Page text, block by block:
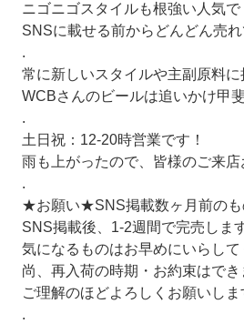
ニゴニゴスタイルも根強い人気で
SNSに載せる前からどんどん売
.
常に新しいスタイルや主副原料に
WCBさんのビールは追いかけ甲
.
土日祝：12-20時営業です！
雨も上がったので、皆様のご来店
.
★お願い★SNS掲載数ヶ月前のも
SNS掲載後、1-2週間で完売しま
気になるものはお早めにいらして
尚、再入荷の時期・お約束はでき
ご理解のほどよろしくお願いしま
.